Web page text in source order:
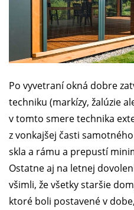
Po vyvetraní okná dobre
techniku (markízy, žalúzie
v tomto smere technika
z vonkajšej časti
skla a rámu a prepustí
Ostatne aj na letnej
všimli, že všetky staršie
ktoré boli postavené v